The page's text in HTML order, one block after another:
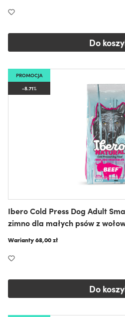
Do
PROMOCJA
-8.71%
Ibero Cold Press Dog Adult
zimno dla małych psów z
Warianty68,00 zł
Do